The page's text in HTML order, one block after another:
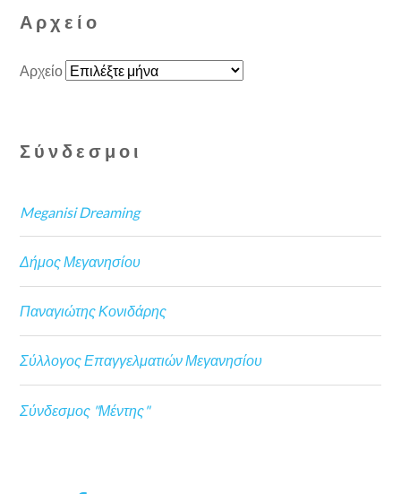
Αρχείο
Αρχείο
Σύνδεσμοι
Meganisi Dreaming
Δήμος Μεγανησίου
Παναγιώτης Κονιδάρης
Σύλλογος Επαγγελματιών Μεγανησίου
Σύνδεσμος "Μέντης"